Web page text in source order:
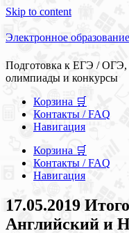
Skip to content
Электронное
Подготовка к ЕГЭ /
олимпиады и конкурсы
Корзина 🛒
Контакты / FAQ
Навигация
Корзина 🛒
Контакты / FAQ
Навигация
17.05.2019
Английский и